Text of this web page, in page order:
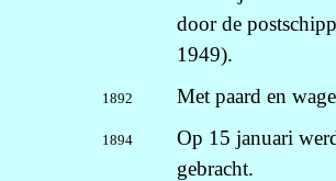
door de
1949).
1892 Met paard en
1894
Op 15 januari
gebracht.